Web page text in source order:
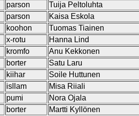
parson
Tuija Peltoluhta
parson
Kaisa Eskola
koohon
Tuomas Tiainen
x-rotu
Hanna Lind
kromfo
Anu Kekkonen
borter
Satu Laru
kiihar
Soile Huttunen
isllam
Misa Riiali
pumi
Nora Ojala
borter
Martti Kyllönen